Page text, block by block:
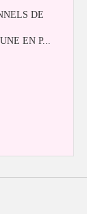
DE
EN P...